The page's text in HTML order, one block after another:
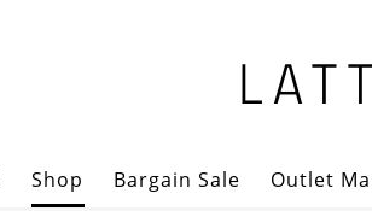
Shop Bargain Sale Outlet